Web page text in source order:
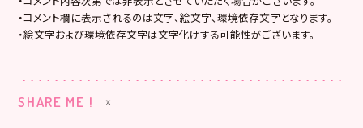
・コメント欄に表示されるのは文字、絵文字、環境依存文字となります。
・絵文字および環境依存文字は文字化けする可能性がございます。
SHARE ME !